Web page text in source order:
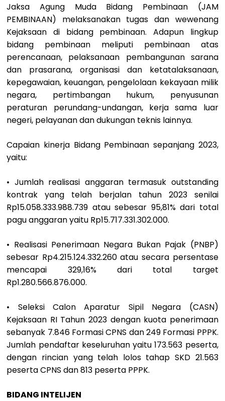
Jaksa Agung Muda Bidang Pembinaan (JAM
PEMBINAAN) melaksanakan tugas dan wewenang
Kejaksaan di bidang pembinaan. Adapun lingkup
bidang pembinaan meliputi pembinaan atas
perencanaan, pelaksanaan pembangunan sarana
dan prasarana, organisasi dan ketatalaksanaan,
kepegawaian, keuangan, pengelolaan kekayaan milik
negara, pertimbangan hukum, penyusunan
peraturan perundang-undangan, kerja sama luar
negeri, pelayanan dan dukungan teknis lainnya.
Capaian kinerja Bidang Pembinaan sepanjang 2023,
yaitu:
• Jumlah realisasi anggaran termasuk outstanding
kontrak yang telah berjalan tahun 2023 senilai
Rp15.058.333.988.739 atau sebesar 95,81% dari total
pagu anggaran yaitu Rp15.717.331.302.000.
• Realisasi Penerimaan Negara Bukan Pajak (PNBP)
sebesar Rp4.215.124.332.260 atau secara persentase
mencapai 329,16% dari total target
Rp1.280.566.876.000.
• Seleksi Calon Aparatur Sipil Negara (CASN)
Kejaksaan RI Tahun 2023 dengan kuota penerimaan
sebanyak 7.846 Formasi CPNS dan 249 Formasi PPPK.
Jumlah pendaftar keseluruhan yaitu 173.563 peserta,
dengan rincian yang telah lolos tahap SKD 21.563
peserta CPNS dan 813 peserta PPPK.
BIDANG INTELIJEN